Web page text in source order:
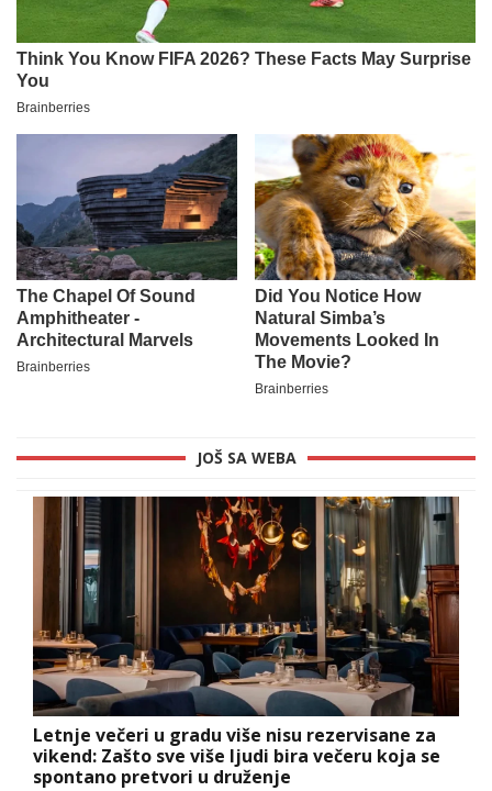
JOŠ SA WEBA
Letnje večeri u gradu više nisu rezervisane za
vikend: Zašto sve više ljudi bira večeru koja se
spontano pretvori u druženje